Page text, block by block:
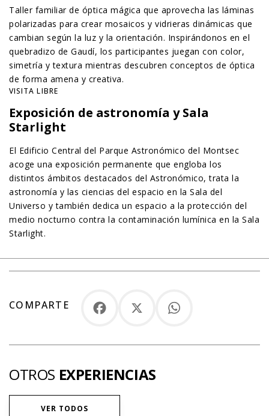
Taller familiar de óptica mágica que aprovecha las láminas
polarizadas para crear mosaicos y vidrieras dinámicas que
cambian según la luz y la orientación. Inspirándonos en el
quebradizo de Gaudí, los participantes juegan con color,
simetría y textura mientras descubren conceptos de óptica
de forma amena y creativa.
VISITA LIBRE
Exposición de astronomía y Sala
Starlight
El Edificio Central del Parque Astronómico del Montsec
acoge una exposición permanente que engloba los
distintos ámbitos destacados del Astronómico, trata la
astronomía y las ciencias del espacio en la Sala del
Universo y también dedica un espacio a la protección del
medio nocturno contra la contaminación lumínica en la Sala
Starlight.
COMPARTE
OTROS EXPERIENCIAS
VER TODOS